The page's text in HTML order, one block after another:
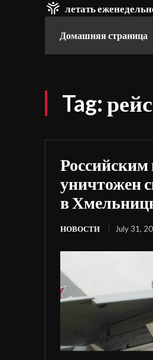
летать
Домашняя страница
Tag:
уничтожен
в
НОВОСТИ July 31,